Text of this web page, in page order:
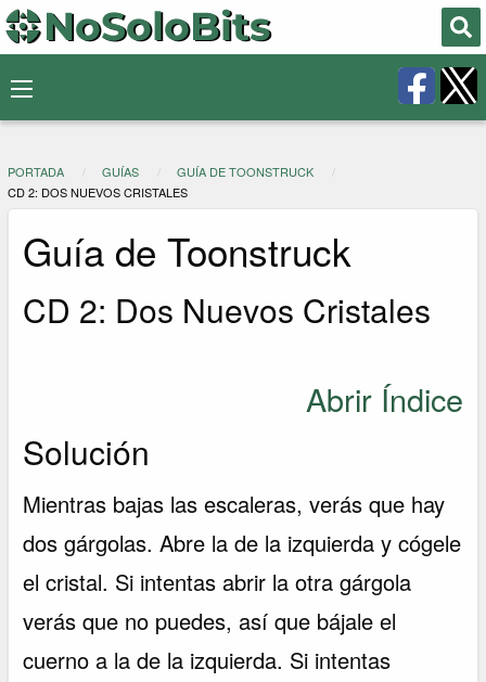
PORTADA GUÍAS
GUÍA DE TOONSTRUCK
CD 2: DOS NUEVOS CRISTALES
Guía de Toonstruck
CD 2: Dos Nuevos Cristales
Abrir Índice
Solución
Mientras bajas las escaleras, verás que hay
dos gárgolas. Abre la de la izquierda y cógele
el cristal. Si intentas abrir la otra gárgola
verás que no puedes, así que bájale el
cuerno a la de la izquierda. Si intentas